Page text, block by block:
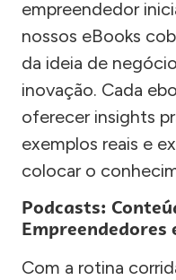
empreendedor
nossos eBooks
da ideia de
inovação. Cada
oferecer insights
exemplos reais e
colocar o
Podcasts:
Com a rotina